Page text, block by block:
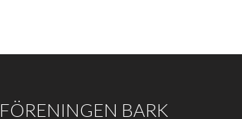
FÖRENINGEN BARK